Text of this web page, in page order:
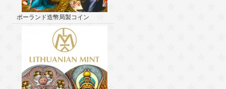
ポーランド造幣局製コイン